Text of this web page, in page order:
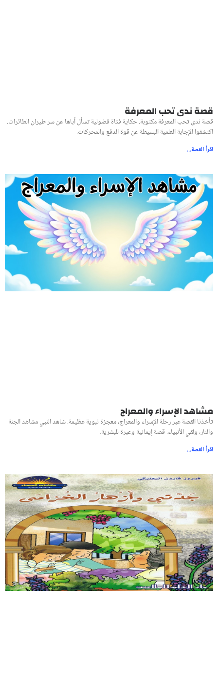
قصة ندى تحب المعرفة
قصة ندى تحب المعرفة مكتوبة. حكاية فتاة فضولية تسأل أباها عن سر طيران الطائرات.
اكتشفوا الإجابة العلمية البسيطة عن قوة الدفع والمحركات.
اقرأ القصة...
مشاهد الإسراء والمعراج
تأخذنا القصة عبر رحلة الإسراء والمعراج، معجزة نبوية عظيمة. شاهد النبي مشاهد الجنة
والنار، ولقي الأنبياء. قصة إيمانية وعبرة للبشرية.
اقرأ القصة...